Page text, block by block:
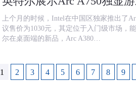
上个月的时候，Intel在中国区独家推出了
议售价为1030元，其定位于入门级市场，
尔在桌面端的新品，Arc A380…
1 2 3 4 5 6 7 8 9